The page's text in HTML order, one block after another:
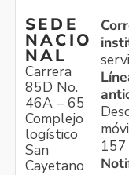
SEDE
NACIO
NAL
Carrera
85D No.
46A – 65
Complejo
logístico
San
Cayetano
157